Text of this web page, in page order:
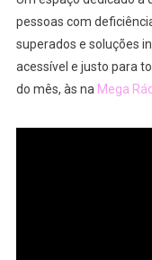
pessoas com
superados e soluções
acessível e justo para
do mês, às na Mega